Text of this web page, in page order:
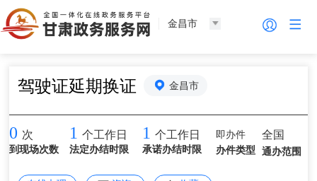
金昌市
驾驶证延期换证 金昌市
0 次
到现场次数
1 个工作日
法定办结时限
1 个工作日
承诺办结时限
即办件
办件类型
全国
通办范围